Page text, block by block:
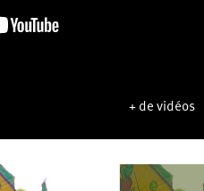
+ de vidéos